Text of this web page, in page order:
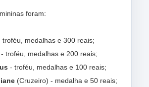
foram:
troféu, medalhas e 300 reais;
- troféu, medalhas e 200 reais;
- troféu, medalhas e 100 reais;
(Cruzeiro) - medalha e 50 reais;